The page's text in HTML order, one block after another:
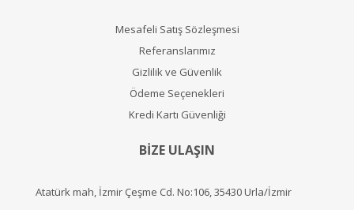
Mesafeli Satış Sözleşmesi
Referanslarımız
Gizlilik ve Güvenlik
Ödeme Seçenekleri
Kredi Kartı Güvenliği
BİZE ULAŞIN
Atatürk mah, İzmir Çeşme Cd. No:106, 35430 Urla/İzmir